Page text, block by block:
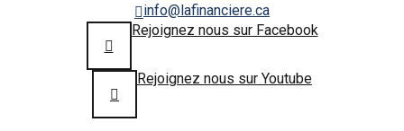
info@lafinanciere.ca
Rejoignez nous sur Facebook
Rejoignez nous sur Youtube